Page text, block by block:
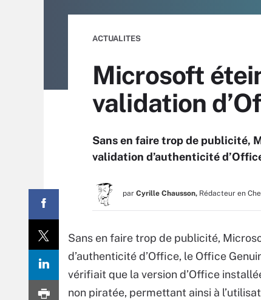
ACTUALITES
Microsoft
validation
Sans en faire trop de publicité,
validation d’authenticité
par Cyrille Chausson, Rédacteur en
Sans en faire trop de publicité,
d’authenticité d’Office, le Office
vérifiait que la version d’Office
non piratée, permettant ainsi à